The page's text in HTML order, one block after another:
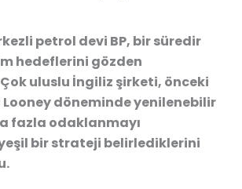
petrol devi BP, bir süredir
hedeflerini gözden
uluslu İngiliz şirketi, önceki
Looney döneminde yenilenebilir
fazla odaklanmayı
bir strateji belirlediklerini